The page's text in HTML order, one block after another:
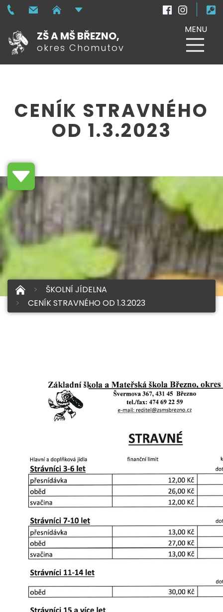
ZŠ A MŠ BŘEZNO,
okres Chomutov
MENU
CENÍK STRAVNÉHO
OD 1.3.2023
ŠKOLNÍ JÍDELNA
CENÍK STRAVNÉHO OD 1.3.2023